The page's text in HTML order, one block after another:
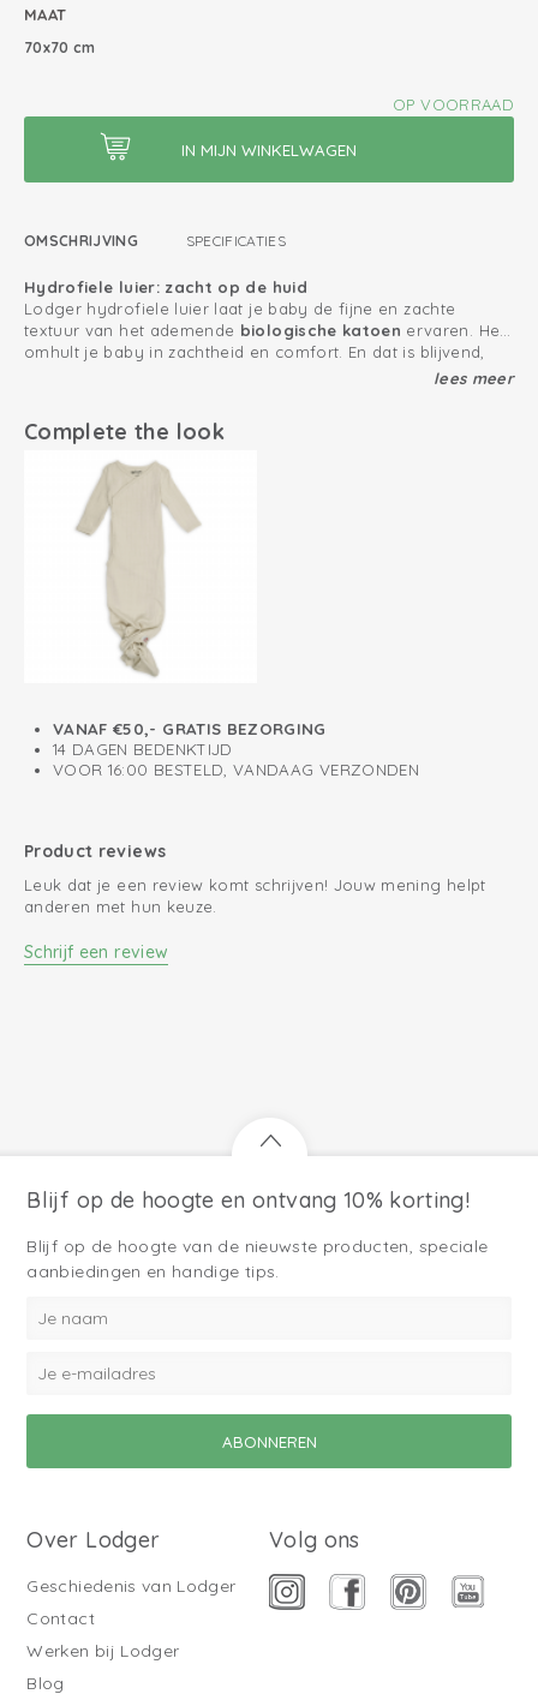
MAAT
70x70 cm
OP VOORRAAD
OMSCHRIJVING SPECIFICATIES
Hydrofiele luier: zacht op de huid
Lodger hydrofiele luier laat je baby de fijne en zachte
textuur van het ademende biologische katoen ervaren. Het
omhult je baby in zachtheid en comfort. En dat is blijvend,
, dankzij onze premium materialen.
Swaddler hydrofiele luier gebruik je bijvoorbeeld na het
badderen als afdroogdoek, als knuffel- of spuugdoek, als
bescherming over het matras, in de kinderwagen of op het
aankleedkussen. De mogelijkheden zijn eindeloos!
Zo houd jij je katoen producten zo lang mogelijk mooi
Oeko-Tex gecertificeerd: vrij van schadelijke stoffen
100% biologisch katoen; ademend en zacht
Past perfect in je (luier)tas
lees meer
Complete the look
VANAF €50,- GRATIS BEZORGING
14 DAGEN BEDENKTIJD
VOOR 16:00 BESTELD, VANDAAG VERZONDEN
Product reviews
Leuk dat je een review komt schrijven! Jouw mening helpt
anderen met hun keuze.
Schrijf een review
Blijf op de hoogte en ontvang 10% korting!
Blijf op de hoogte van de nieuwste producten, speciale
aanbiedingen en handige tips.
Over Lodger
Geschiedenis van Lodger
Contact
Werken bij Lodger
Blog
Volg ons